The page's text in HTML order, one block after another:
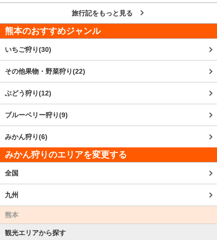
旅行記をもっと見る
熊本のおすすめジャンル
いちご狩り(30)
その他果物・野菜狩り(22)
ぶどう狩り(12)
ブルーベリー狩り(9)
みかん狩り(6)
みかん狩りのエリアを変更する
全国
九州
熊本
観光エリアから探す